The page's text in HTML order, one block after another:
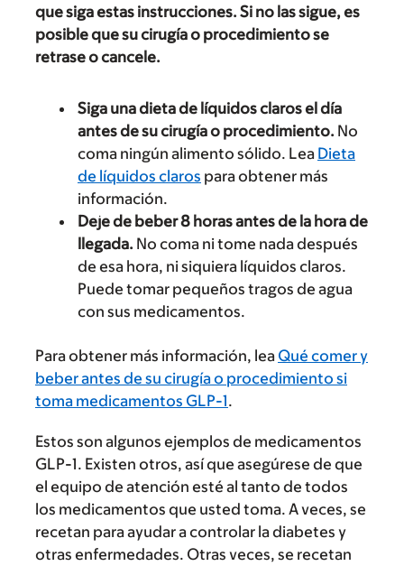
que siga estas instrucciones. Si no las sigue, es
posible que su cirugía o procedimiento se
retrase o cancele.
Siga una dieta de líquidos claros el día
antes de su cirugía o procedimiento. No
coma ningún alimento sólido. Lea Dieta
de líquidos claros para obtener más
información.
Deje de beber 8 horas antes de la hora de
llegada. No coma ni tome nada después
de esa hora, ni siquiera líquidos claros.
Puede tomar pequeños tragos de agua
con sus medicamentos.
Para obtener más información, lea Qué comer y
beber antes de su cirugía o procedimiento si
toma medicamentos GLP-1.
Estos son algunos ejemplos de medicamentos
GLP-1. Existen otros, así que asegúrese de que
el equipo de atención esté al tanto de todos
los medicamentos que usted toma. A veces, se
recetan para ayudar a controlar la diabetes y
otras enfermedades. Otras veces, se recetan